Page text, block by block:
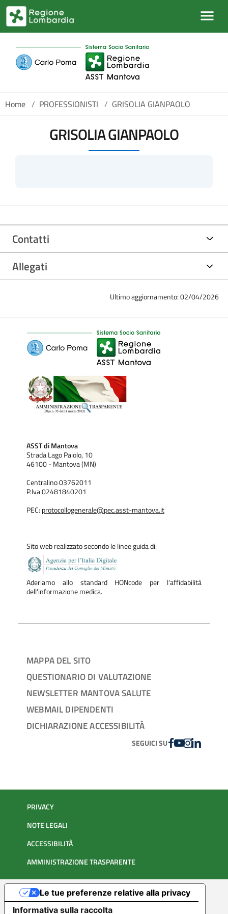
Salta al contenuto principale
Home / PROFESSIONISTI / GRISOLIA GIANPAOLO
GRISOLIA GIANPAOLO
Contatti
Allegati
Ultimo aggiornamento: 02/04/2026
ASST di Mantova
Strada Lago Paiolo, 10
46100 - Mantova (MN)
Centralino 03762011
P.Iva 02481840201
PEC: protocollogenerale@pec.asst-mantova.it
Sito web realizzato secondo le linee guida di:
Aderiamo allo standard HONcode per l'affidabilità
dell'informazione medica.
MAPPA DEL SITO
QUESTIONARIO DI VALUTAZIONE
NEWSLETTER MANTOVA SALUTE
WEBMAIL DIPENDENTI
DICHIARAZIONE ACCESSIBILITÀ
SEGUICI SUFACEBOOK
YOUTUBE
INSTAGRAM
LINKEDIN
PRIVACY
NOTE LEGALI
ACCESSIBILITÀ
AMMINISTRAZIONE TRASPARENTE
Informativa sulla raccolta
Le tue preferenze relative alla privacy